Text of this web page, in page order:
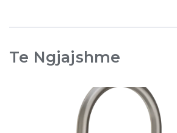
Te Ngjajshme